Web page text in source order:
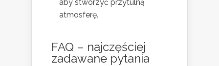
aby stworzyć przytulną
atmosferę.
FAQ – najczęściej
zadawane pytania